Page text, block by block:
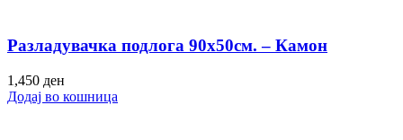
Разладувачка подлога 90х50см. – Камон
1,450 ден
Додај во кошница